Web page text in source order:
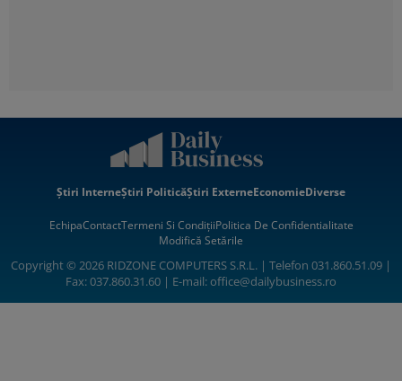
Știri InterneȘtiri PoliticăȘtiri ExterneEconomieDiverse
EchipaContactTermeni Si CondițiiPolitica De Confidentialitate
Modifică Setările
Copyright © 2026 RIDZONE COMPUTERS S.R.L. | Telefon 031.860.51.09 |
Fax: 037.860.31.60 | E-mail:office@dailybusiness.ro